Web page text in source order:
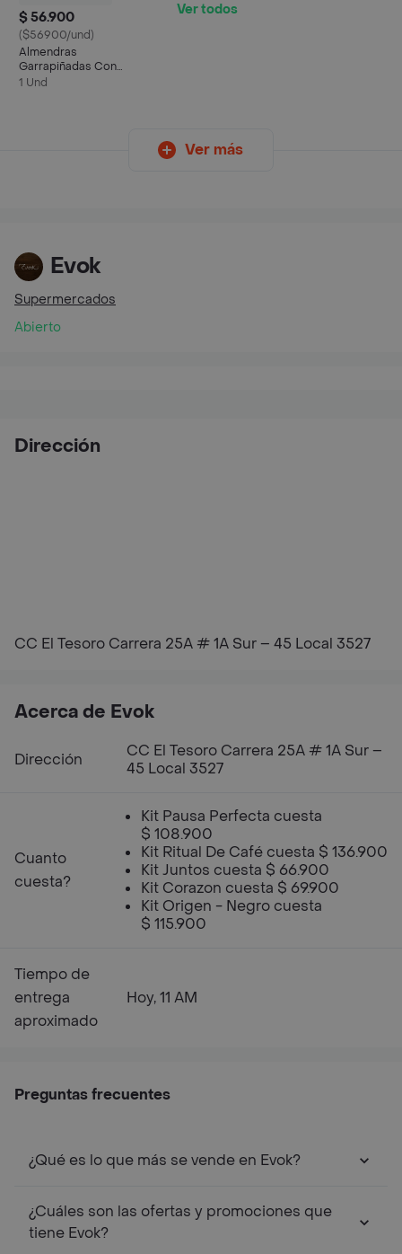
$ 56.900
($56900/und)
Almendras
Garrapiñadas Con
Naranja Y Jengibre Por
1 Und
Ver todos
Ver más
Evok
Supermercados
Abierto
Dirección
CC El Tesoro Carrera 25A # 1A Sur – 45 Local 3527
Acerca de Evok
Dirección
CC El Tesoro Carrera 25A # 1A Sur –
45 Local 3527
Cuanto
cuesta?
Kit Pausa Perfecta cuesta
$ 108.900
Kit Ritual De Café cuesta $ 136.900
Kit Juntos cuesta $ 66.900
Kit Corazon cuesta $ 69.900
Kit Origen - Negro cuesta
$ 115.900
Tiempo de
entrega
aproximado
Hoy, 11 AM
Preguntas frecuentes
¿Qué es lo que más se vende en Evok?
¿Cuáles son las ofertas y promociones que
tiene Evok?